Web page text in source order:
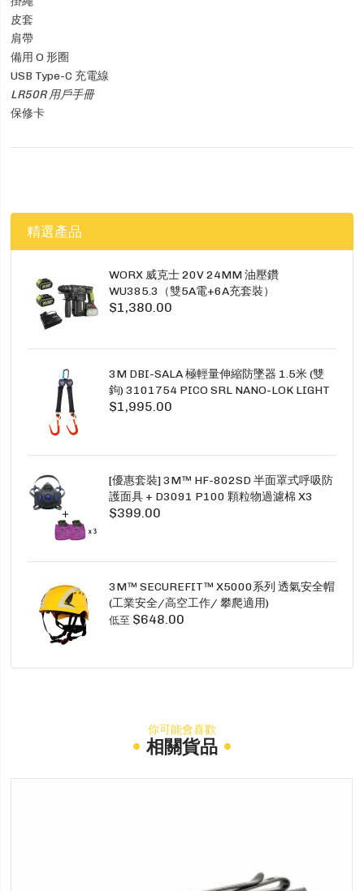
皮套
肩帶
備用 O 形圈
USB Type-C 充電線
LR50R 用戶手冊
保修卡
精選產品
WORX 威克士 20V 24MM 油壓鑽
WU385.3（雙5A電+6A充套裝）
$1,380.00
3M DBI-SALA 極輕量伸縮防墜器 1.5米 (雙
鉤) 3101754 PICO SRL NANO-LOK LIGHT
1.5M TWINS
$1,995.00
[優惠套裝] 3M™ HF-802SD 半面罩式呼吸防
護面具 + D3091 P100 顆粒物過濾棉 X3
SECURE CLICK HF-802SD HF-800SD 系列
$399.00
3M™ SECUREFIT™ X5000系列 透氣安全帽
(工業安全/高空工作/ 攀爬適用)
低至 $648.00
你可能會喜歡
相關貨品